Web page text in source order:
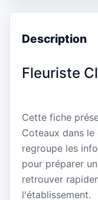
Description
Fleuriste
Cette fiche
Coteaux dans
regroupe les
pour préparer
retrouver
l'établissement.